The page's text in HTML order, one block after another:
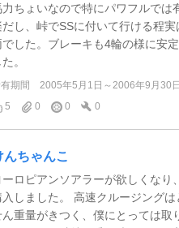
力ちょいなので特にパワフルでは
だし、峠でSSに付いて行ける程
でした。ブレーキも4輪の様に安
。
期間
2005年5月1日～2006年9月30
5
0 0 0
んちゃんこ
ーロピアンソアラーが欲しくなり
入しました。 高速クルージング
ん重量がきつく、僕にとっては取